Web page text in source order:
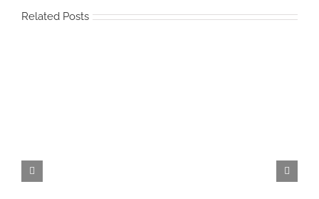
Related Posts